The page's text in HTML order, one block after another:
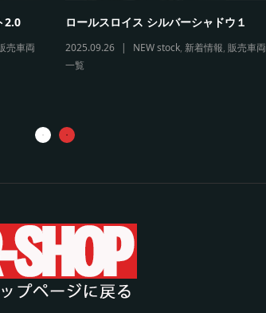
2.0
売車両
ロールスロイス シルバーシャドウ１
2025.09.26 NEW stock, 新着情報, 販売車両
一覧